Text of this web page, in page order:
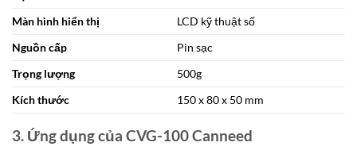
Màn hình hiển thị
LCD kỹ thuật số
Nguồn cấp
Pin sạc
Trọng lượng
500g
Kích thước
150 x 80 x 50 mm
3. Ứng dụng của CVG-100 Canneed